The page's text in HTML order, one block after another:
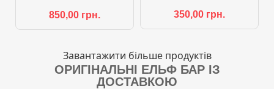
850,00 грн. 350,00 грн.
Завантажити більше продуктів
ОРИГІНАЛЬНІ ЕЛЬФ БАР ІЗ
ДОСТАВКОЮ